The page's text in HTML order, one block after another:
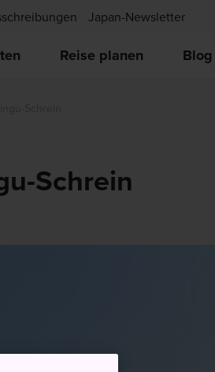
Japan-Newsletter
Reise planen Blog
Schrein